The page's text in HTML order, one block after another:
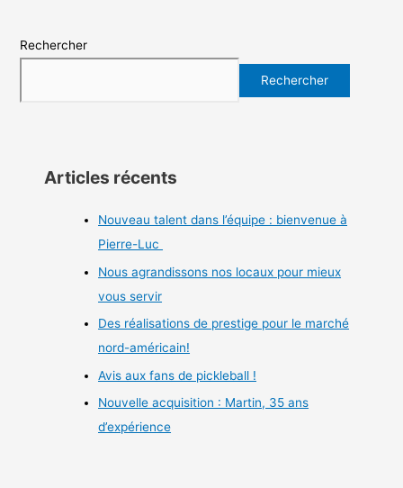
Rechercher
Rechercher
Articles récents
Nouveau talent dans l’équipe : bienvenue à
Pierre-Luc
Nous agrandissons nos locaux pour mieux
vous servir
Des réalisations de prestige pour le marché
nord-américain!
Avis aux fans de pickleball !
Nouvelle acquisition : Martin, 35 ans
d’expérience